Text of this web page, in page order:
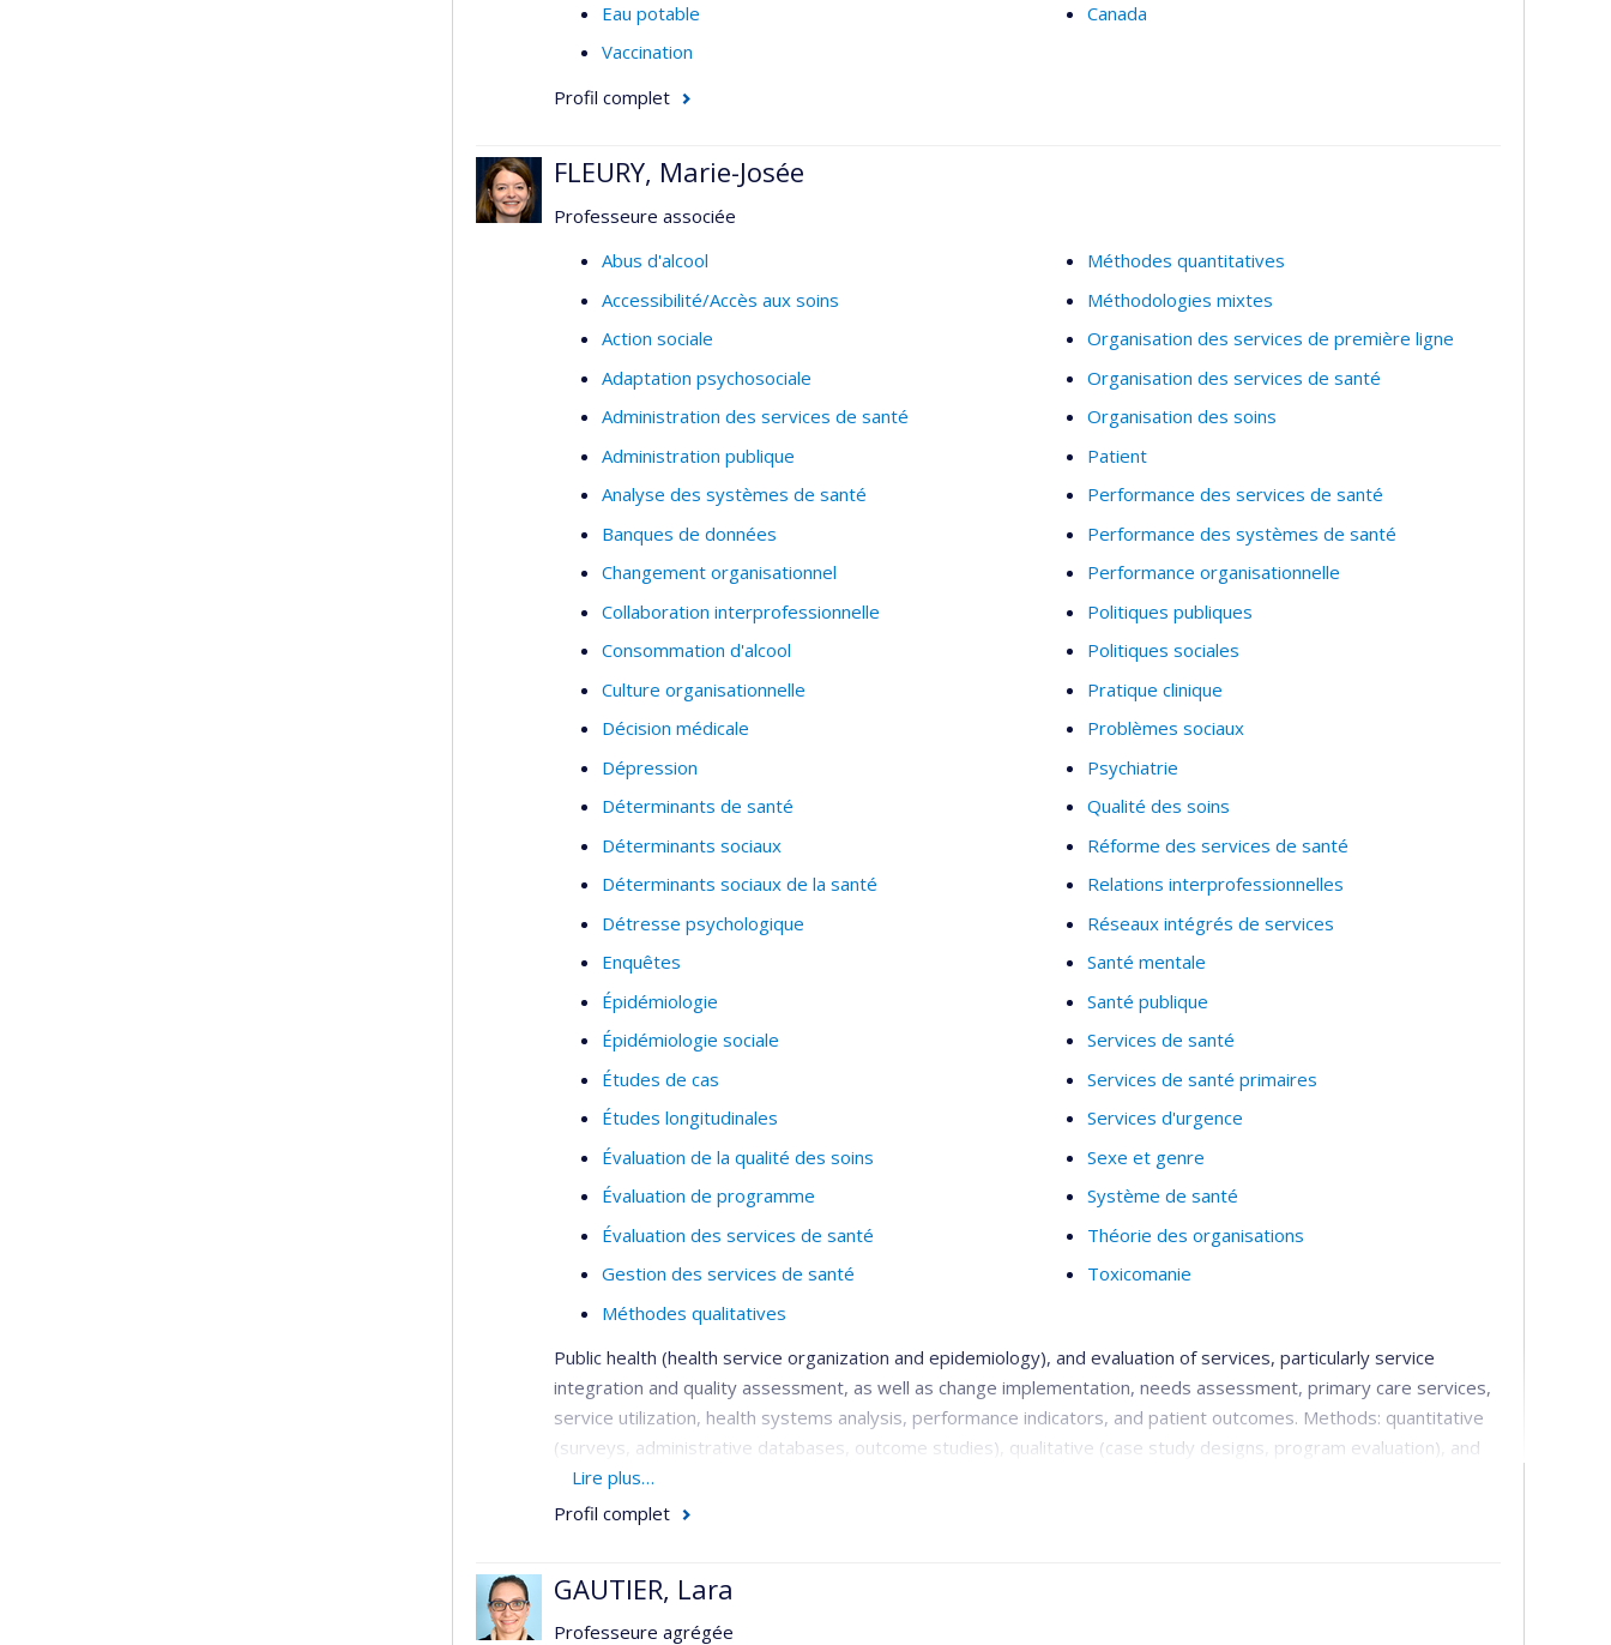
Eau potable
Vaccination
Canada
Profil complet
FLEURY, Marie-Josée
Professeure associée
Abus d'alcool
Accessibilité/Accès aux soins
Action sociale
Adaptation psychosociale
Administration des services de santé
Administration publique
Analyse des systèmes de santé
Banques de données
Changement organisationnel
Collaboration interprofessionnelle
Consommation d'alcool
Culture organisationnelle
Décision médicale
Dépression
Déterminants de santé
Déterminants sociaux
Déterminants sociaux de la santé
Détresse psychologique
Enquêtes
Épidémiologie
Épidémiologie sociale
Études de cas
Études longitudinales
Évaluation de la qualité des soins
Évaluation de programme
Évaluation des services de santé
Gestion des services de santé
Méthodes qualitatives
Méthodes quantitatives
Méthodologies mixtes
Organisation des services de première ligne
Organisation des services de santé
Organisation des soins
Patient
Performance des services de santé
Performance des systèmes de santé
Performance organisationnelle
Politiques publiques
Politiques sociales
Pratique clinique
Problèmes sociaux
Psychiatrie
Qualité des soins
Réforme des services de santé
Relations interprofessionnelles
Réseaux intégrés de services
Santé mentale
Santé publique
Services de santé
Services de santé primaires
Services d'urgence
Sexe et genre
Système de santé
Théorie des organisations
Toxicomanie
Public health (health service organization and epidemiology), and evaluation of services, particularly service
integration and quality assessment, as well as change implementation, needs assessment, primary care services,
service utilization, health systems analysis, performance indicators, and patient outcomes. Methods: quantitative
(surveys, administrative databases, outcome studies), qualitative (case study designs, program evaluation), and
mixed-method investigations, all involving close partnerships with clinicians and decision-makers. Main target
groups: patients with both serious and common mental disorders, substance use disorders and co-occurring
Lire plus…
Profil complet
GAUTIER, Lara
Professeure agrégée